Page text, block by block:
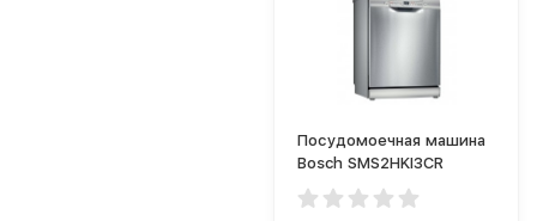
Посудомоечная машина
Bosch SMS2HKI3CR